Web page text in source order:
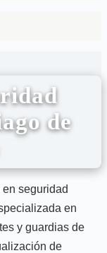
de
seguridad
en
y guardias de
de